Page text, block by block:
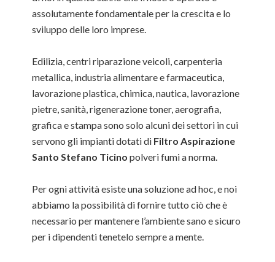
assolutamente fondamentale per la crescita e lo
sviluppo delle loro imprese.
Edilizia, centri riparazione veicoli, carpenteria
metallica, industria alimentare e farmaceutica,
lavorazione plastica, chimica, nautica, lavorazione
pietre, sanità, rigenerazione toner, aerografia,
grafica e stampa sono solo alcuni dei settori in cui
servono gli impianti dotati di Filtro Aspirazione
Santo Stefano Ticino polveri fumi a norma.
Per ogni attività esiste una soluzione ad hoc, e noi
abbiamo la possibilità di fornire tutto ciò che è
necessario per mantenere l’ambiente sano e sicuro
per i dipendenti tenetelo sempre a mente.